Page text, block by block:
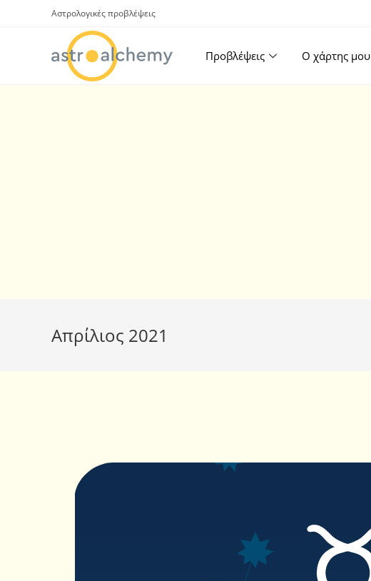
Αστρολογικές προβλέψεις
Προβλέψεις Ο χάρτης μου
Απρίλιος 2021